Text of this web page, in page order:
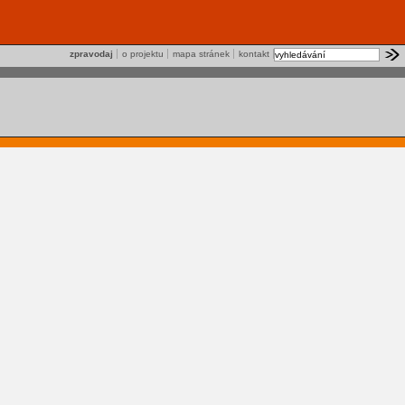
kontakt
mapa stránek
o projektu
zpravodaj